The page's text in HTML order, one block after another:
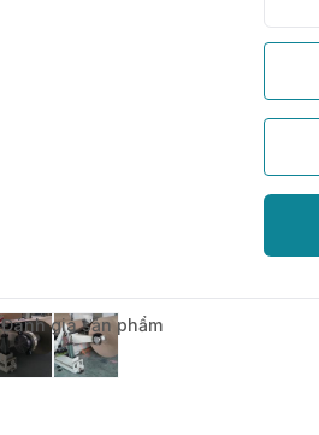
Đánh giá sản phẩm